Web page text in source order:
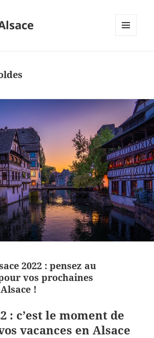
2022 : pensez au
vos prochaines
!
: c’est le moment de
vacances en Alsace